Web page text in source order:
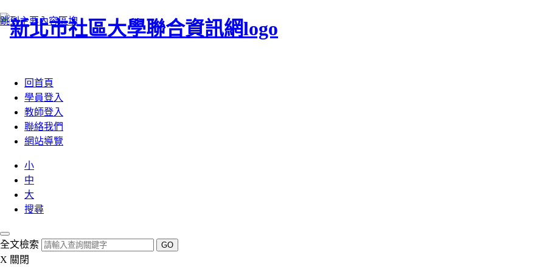
跳到主要內容區塊
回首頁
學員登入
教師登入
聯絡我們
網站導覽
小
中
大
搜尋
全文檢索 GO
X 關閉